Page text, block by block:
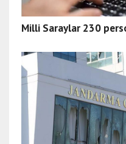
Milli Saraylar 230